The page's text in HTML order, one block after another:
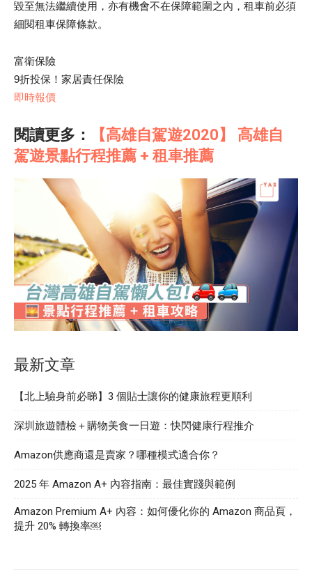
毀至無法繼續使用，亦有機會不在保障範圍之內，租車前必須
細閱租車保障條款。
富衛保險
9折投保！家居責任保險
即時報價
閱讀更多：
【高雄自駕遊2020】 高雄自
駕遊景點行程推薦 + 租車推薦
最新文章
【北上驗身前必睇】3 個貼士讓你的健康旅程更順利
深圳旅遊體檢＋購物美食一日遊：快閃健康行程推介
Amazon供應商還是賣家？哪種模式適合你？
2025 年 Amazon A+ 內容指南：最佳實踐與範例
Amazon Premium A+ 內容：如何優化你的 Amazon 商品頁，
提升 20% 轉換率￼